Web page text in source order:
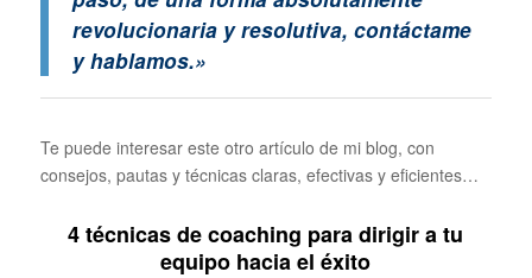
revolucionaria y resolutiva, contáctame
y hablamos.»
Te puede interesar este otro artículo de mi blog, con
consejos, pautas y técnicas claras, efectivas y eficientes…
4 técnicas de coaching para dirigir a tu
equipo hacia el éxito